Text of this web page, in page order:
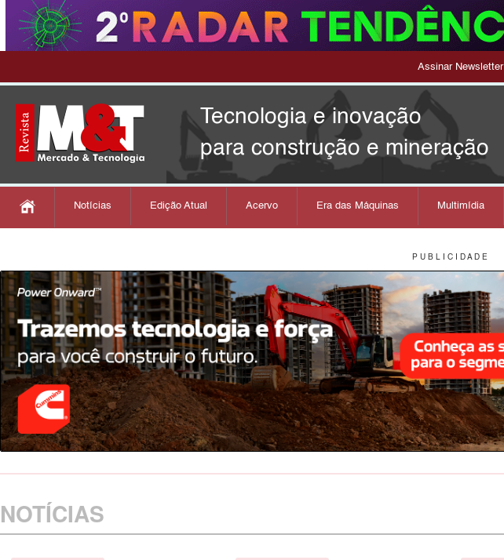
Assinar Newsletter
Tecnologia e inovação
para construção e mineração
Notícias Edição Atual Acervo Era das Máquinas Multimídia
P U B L I C I D A D E
NOTÍCIAS